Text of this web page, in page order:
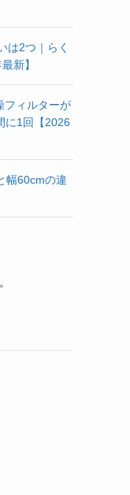
は2つ｜らく
新】
フィルターが
に1回【2026
幅60cmの違